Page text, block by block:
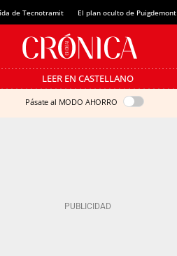
de Tecnotramit El plan oculto de Puigdemont
LEER EN CASTELLANO
Pásate al MODO AHORRO